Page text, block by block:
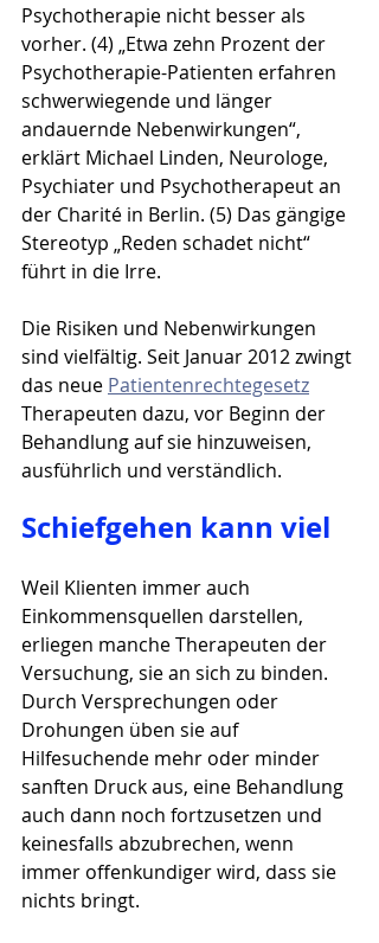
Psychotherapie nicht besser als
vorher. (4) „Etwa zehn Prozent der
Psychotherapie-Patienten erfahren
schwerwiegende und länger
andauernde Nebenwirkungen“,
erklärt Michael Linden, Neurologe,
Psychiater und Psychotherapeut an
der Charité in Berlin. (5) Das gängige
Stereotyp „Reden schadet nicht“
führt in die Irre.
Die Risiken und Nebenwirkungen
sind vielfältig. Seit Januar 2012 zwingt
das neue Patientenrechtegesetz
Therapeuten dazu, vor Beginn der
Behandlung auf sie hinzuweisen,
ausführlich und verständlich.
Schiefgehen kann viel
Weil Klienten immer auch
Einkommensquellen darstellen,
erliegen manche Therapeuten der
Versuchung, sie an sich zu binden.
Durch Versprechungen oder
Drohungen üben sie auf
Hilfesuchende mehr oder minder
sanften Druck aus, eine Behandlung
auch dann noch fortzusetzen und
keinesfalls abzubrechen, wenn
immer offenkundiger wird, dass sie
nichts bringt.